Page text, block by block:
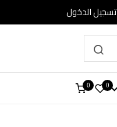
تسجيل الدخول
0
0